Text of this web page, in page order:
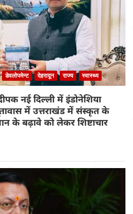
डेवलोपमेन्ट देहरादून राज्य स्वास्थ्य
नई दिल्ली में इंडोनेशिया
में उत्तराखंड में संस्कृत के
के बढ़ावे को लेकर शिष्टाचार